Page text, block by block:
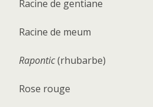
Racine de gentiane
Racine de meum
Rapontic(rhubarbe)
Rose rouge